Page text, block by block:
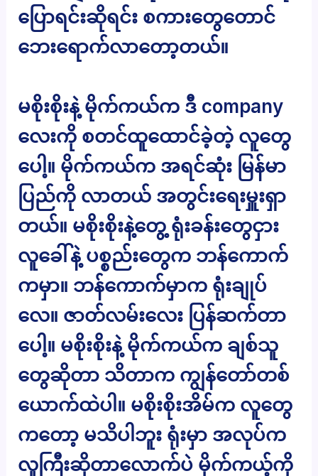
ပြောရင်းဆိုရင်း စကားတွေတောင်
ဘေးရောက်လာတော့တယ်။
မစိုးစိုးနဲ့ မိုက်ကယ်က ဒီ company
လေးကို စတင်ထူထောင်ခဲ့တဲ့ လူတွေ
ပေါ့။ မိုက်ကယ်က အရင်ဆုံး မြန်မာ
ပြည်ကို လာတယ် အတွင်းရေးမှူးရှာ
တယ်။ မစိုးစိုးနဲ့တွေ့ ရုံးခန်းတွေငှား
လူခေါ်နဲ့ ပစ္စည်းတွေက ဘန်ကောက်
ကမှာ။ ဘန်ကောက်မှာက ရုံးချုပ်
လေ။ ဇာတ်လမ်းလေး ပြန်ဆက်တာ
ပေါ့။ မစိုးစိုးနဲ့ မိုက်ကယ်က ချစ်သူ
တွေဆိုတာ သိတာက ကျွန်တော်တစ်
ယောက်ထဲပါ။ မစိုးစိုးအိမ်က လူတွေ
ကတော့ မသိပါဘူး ရုံးမှာ အလုပ်က
လူကြီးဆိုတာလောက်ပဲ မိုက်ကယ့်ကို